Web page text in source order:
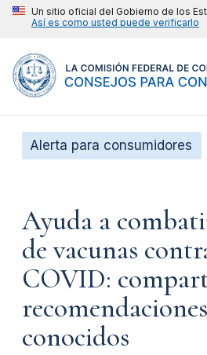
Un sitio oficial del Gobierno de los
Así es como usted puede verificarlo
Alerta para consumidores
Ayuda a
de vacunas
COVID:
conocidos